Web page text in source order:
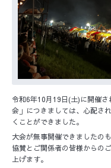
令和6年10月19日(土)に開催
会」につきましては、心配さ
くことができました。
大会が無事開催できましたの
協賛とご関係者の皆様からの
上げます。